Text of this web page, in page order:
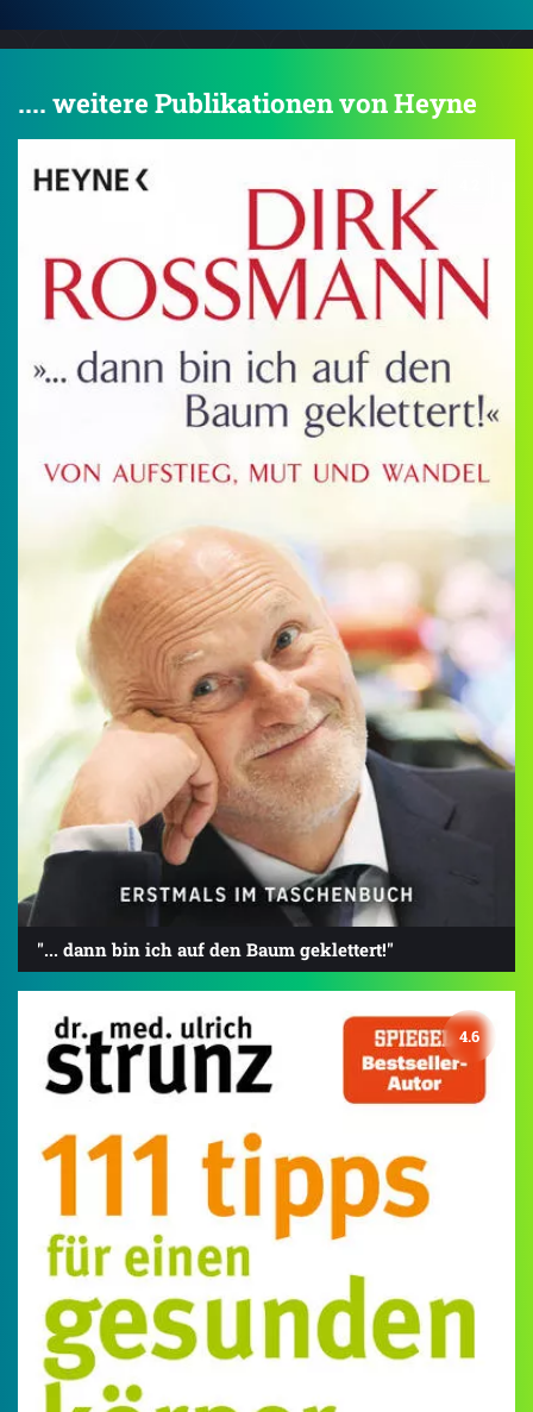
.... weitere Publikationen von Heyne
"... dann bin ich auf den Baum geklettert!"
4.6